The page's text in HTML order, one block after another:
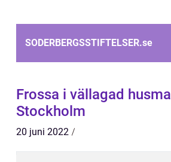
SODERBERGSSTIFTELSER.se
Frossa i vällagad
Stockholm
20 juni 2022